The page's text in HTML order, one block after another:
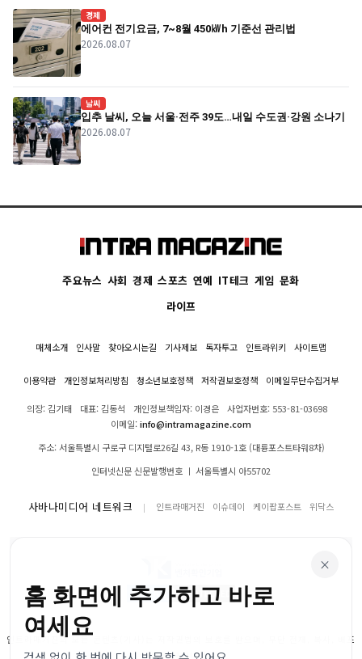
경제
에어컨 전기요금, 7~8월 450㎾h 기준선 관리법
2026.08.07
날씨
입추 날씨, 오늘 서울·전주 39도…내일 수도권·강원 소나기
2026.08.07
주요뉴스 사회 경제 스포츠 연예 IT테크 게임 문화
라이프
매체소개 인사말 찾아오시는길 기사제보 독자투고 인트라위키 사이트맵
이용약관 개인정보처리방침 청소년보호정책 저작권보호정책 이메일무단수집거부
의장: 김기태 대표: 김동석 개인정보책임자: 이경은
사업자번호: 553-81-03698
이메일:info@intramagazine.com
주소: 서울특별시 구로구 디지털로26길 43, R동 1910-1호 (대륭포스트타워8차)
인터넷신문 신문발행번호 ㅣ 서울특별시 아55702
사바나미디어 네트워크 인트라매거진 이슈데이 케이팝포스트 위닥스
인트라매거진의 모든 콘텐츠(기사)는 저작권법의 보호를 받으며, 무단 전재, 복사, 배포
등을 금합니다.
×
홈 화면에 추가하고 바로
여세요